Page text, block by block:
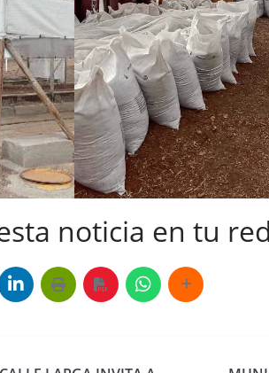
noticia en tu